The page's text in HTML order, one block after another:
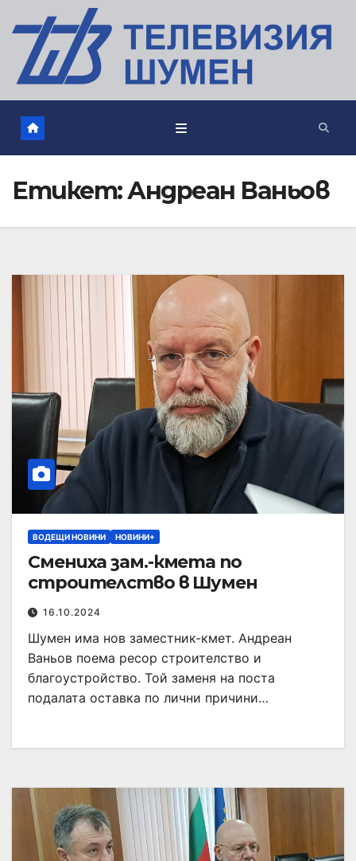
Етикет:Андреан Ваньов
ВОДЕЩИ НОВИНИ НОВИНИ+
Смениха зам.-кмета по
строителство в Шумен
16.10.2024
Шумен има нов заместник-кмет. Андреан
Ваньов поема ресор строителство и
благоустройство. Той заменя на поста
подалата оставка по лични причини…